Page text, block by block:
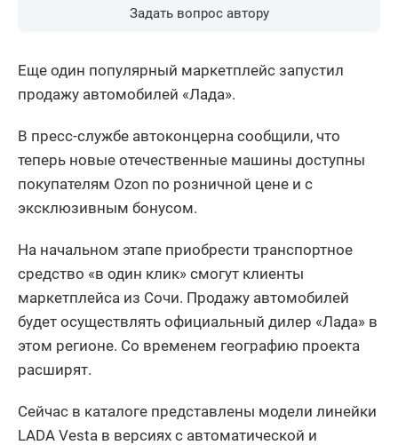
Задать вопрос автору
Еще один популярный маркетплейс запустил
продажу автомобилей «Лада».
В пресс-службе автоконцерна сообщили, что
теперь новые отечественные машины доступны
покупателям Ozon по розничной цене и с
эксклюзивным бонусом.
На начальном этапе приобрести транспортное
средство «в один клик» смогут клиенты
маркетплейса из Сочи. Продажу автомобилей
будет осуществлять официальный дилер «Лада» в
этом регионе. Со временем географию проекта
расширят.
Сейчас в каталоге представлены модели линейки
LADA Vesta в версиях с автоматической и